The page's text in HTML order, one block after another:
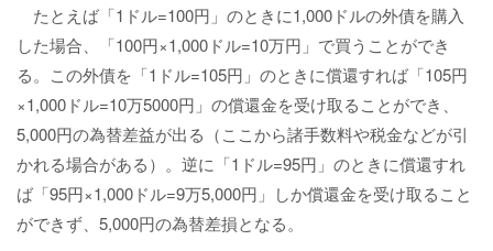
たとえば「1ドル=100円」のときに1,000ドルの外債を購入
した場合、「100円×1,000ドル=10万円」で買うことができ
る。この外債を「1ドル=105円」のときに償還すれば「105円
×1,000ドル=10万5000円」の償還金を受け取ることができ、
5,000円の為替差益が出る（ここから諸手数料や税金などが引
かれる場合がある）。逆に「1ドル=95円」のときに償還すれ
ば「95円×1,000ドル=9万5,000円」しか償還金を受け取ること
ができず、5,000円の為替差損となる。